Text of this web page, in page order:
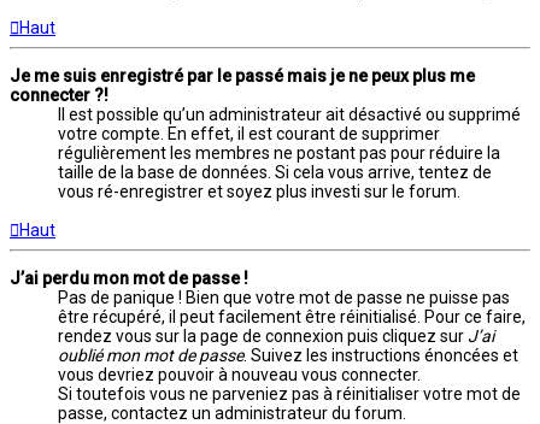
Haut
Je me suis enregistré par le passé mais je ne peux plus me
connecter ?!
Il est possible qu’un administrateur ait désactivé ou supprimé
votre compte. En effet, il est courant de supprimer
régulièrement les membres ne postant pas pour réduire la
taille de la base de données. Si cela vous arrive, tentez de
vous ré-enregistrer et soyez plus investi sur le forum.
Haut
J’ai perdu mon mot de passe !
Pas de panique ! Bien que votre mot de passe ne puisse pas
être récupéré, il peut facilement être réinitialisé. Pour ce faire,
rendez vous sur la page de connexion puis cliquez sur J’ai
oublié mon mot de passe. Suivez les instructions énoncées et
vous devriez pouvoir à nouveau vous connecter.
Si toutefois vous ne parveniez pas à réinitialiser votre mot de
passe, contactez un administrateur du forum.